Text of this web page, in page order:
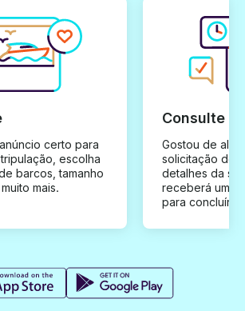
certo para
escolha
barcos, tamanho
mais.
Consulte e
Gostou de
solicitação de
detalhes da
receberá uma
para concluír a